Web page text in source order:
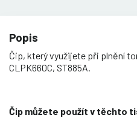
Popis
Čip, který využijete při plnění
CLPK660C, ST885A.
Čip můžete použít v těchto